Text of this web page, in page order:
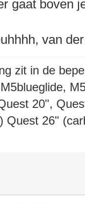
gaat boven
van
zit in de
20",
Quest 26"